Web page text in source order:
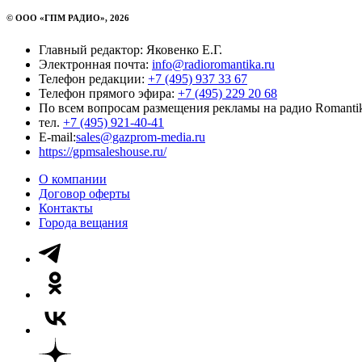
© ООО «ГПМ РАДИО», 2026
Главный редактор: Яковенко Е.Г.
Электронная почта: info@radioromantika.ru
Телефон редакции: +7 (495) 937 33 67
Телефон прямого эфира: +7 (495) 229 20 68
По всем вопросам размещения рекламы на радио
тел. +7 (495) 921-40-41
E-mail:sales@gazprom-media.ru
https://gpmsaleshouse.ru/
О компании
Договор оферты
Контакты
Города вещания